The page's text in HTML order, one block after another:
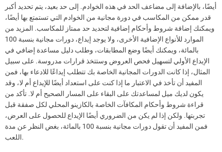
أيضًا، بالإضافة إلى مضاعف الحد في هذه الخوادم. إلى حد بعيد، يتم تحديد أكبر
قدر ممكن من المكاسب في دورة مجانية من الخوادم التي تستمتع بها أيضًا،
ويمكنك إضافة شروط وأحكام إضافية لتحديد حد ممتاز للمكاسب. المزيد من
الموارد للأنواع الإضافية الأخرى، ولا يوجد إيداع، دورات مجانية بنسبة 100
بالمائة، ويمكنك أيضًا وضع المطابقات، وطلب دليل مساعدة إضافي في
الإيداع الأولي لتسهيل فحص العروض وستتخذ قرارات مدروسة. على سبيل
المثال، إذا كانت الدورات المجانية الخاصة بك تتطلب إيداعًا للادعاء بها، فمن
المفيد أن تأخذ في الاعتبار ما إذا كنت على استعداد أيضًا للإيداع أم لا، وقد
يكون لديك ميل لمساعدتك على البقاء على المسار الصحيح أم لا. تأكد من
قراءة شروط وأحكام المكافآت الخاصة بالكازينو المحلي لكل صفقة قبل
تجربتها. ولكن إذا لم يكن من الضروري أيضًا الإيداع للحصول على العرض،
فمن المفيد أن تقول دورات مجانية بنسبة 100 بالمائة، بغض النظر عن مدة
اللعب.